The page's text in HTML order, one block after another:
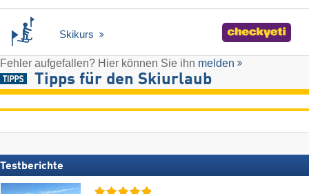
Skikurs
Fehler aufgefallen? Hier können Sie ihn melden
Tipps für den Skiurlaub
Testberichte